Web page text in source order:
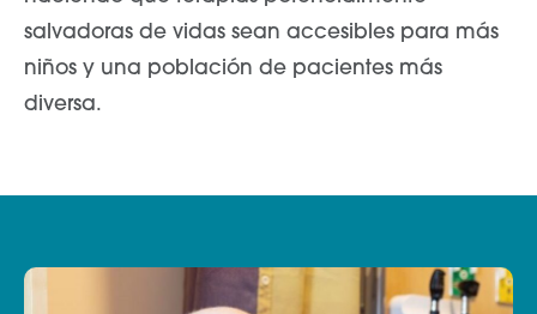
salvadoras de vidas sean accesibles para más
niños y una población de pacientes más
diversa.